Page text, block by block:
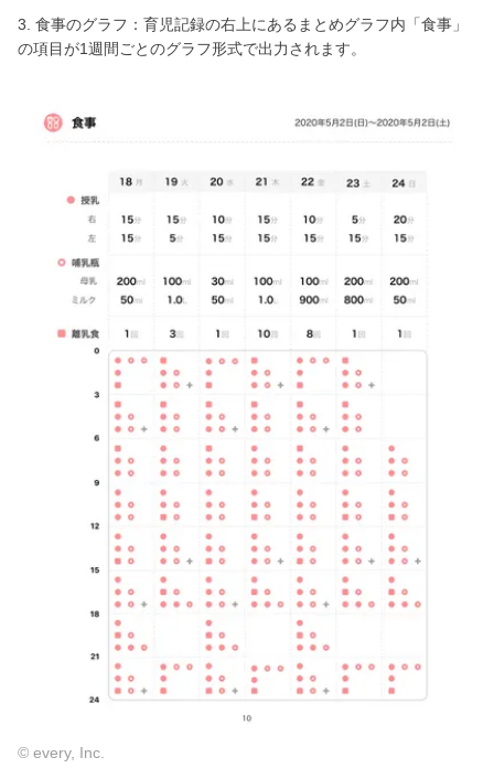
3. 食事のグラフ：育児記録の右上にあるまとめグラフ内「食事」
の項目が1週間ごとのグラフ形式で出力されます。
© every, Inc.